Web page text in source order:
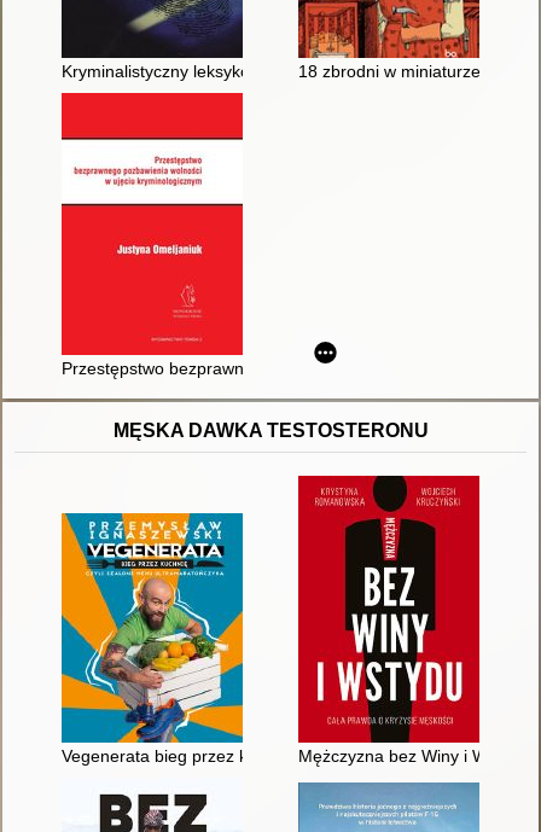
Kryminalistyczny leksykon śledztwa18 zbrodni w miniaturze :
Przestępstwo bezprawnego pozbawienia wolności w ujęciu
MĘSKA DAWKA TESTOSTERONU
Vegenerata bieg przez kuchnię czyli Szalone menu
Mężczyzna bez Winy i Wstydu